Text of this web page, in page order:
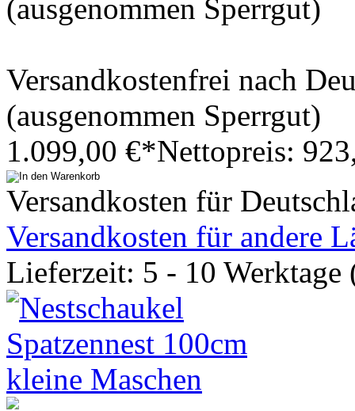
(ausgenommen Sperrgut)
Versandkostenfrei nach
(ausgenommen Sperrgut)
1.099,00 €*Nettopreis:
Versandkosten für
Versandkosten für andere
Lieferzeit: 5 - 10 Werktage